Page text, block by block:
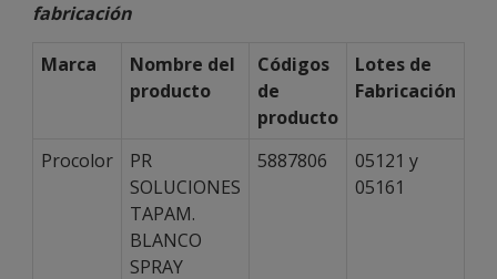
fabricación
Marca
Nombre del
producto
Códigos
de
producto
Lotes de
Fabricación
Procolor
PR
SOLUCIONES
TAPAM.
BLANCO
SPRAY
5887806
05121 y
05161